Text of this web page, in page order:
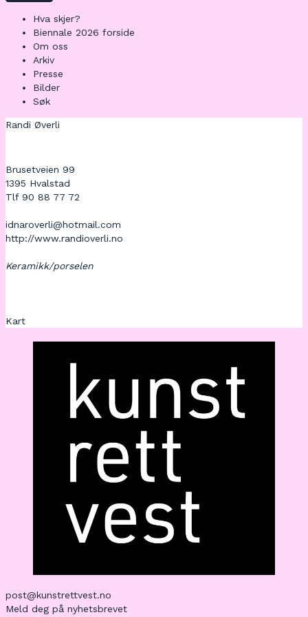
Hva skjer?
Biennale 2026 forside
Om oss
Arkiv
Presse
Bilder
Søk
Randi Øverli
Brusetveien 99
1395 Hvalstad
Tlf 90 88 77 72
idnaroverli@hotmail.com
http://www.randioverli.no
Keramikk/porselen
Kart
post@kunstrettvest.no
Meld deg på nyhetsbrevet